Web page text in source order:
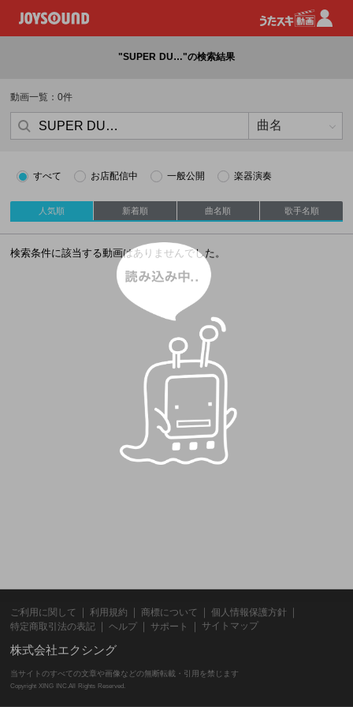
"SUPER DU…"の検索結果
動画一覧：0件
すべて お店配信中 一般公開 楽器演奏
人気順 新着順 曲名順 歌手名順
検索条件に該当する動画はありませんでした。
ご利用に関して 利用規約 商標について
個人情報保護方針
特定商取引法の表記
ヘルプ サポート サイトマップ
株式会社エクシング
当サイトのすべての文章や画像などの無断転載・引用を禁じます
Copyright XING INC.All Rights Reserved.